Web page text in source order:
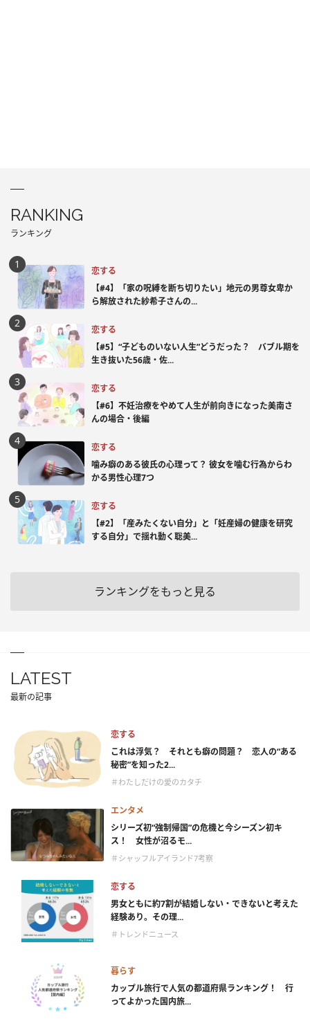
RANKING
ランキング
恋する
【#4】「家の呪縛を断ち切りたい」地元の男尊女卑か
ら解放された紗希子さんの...
恋する
【#5】“子どものいない人生”どうだった？ バブル期を
生き抜いた56歳・佐...
恋する
【#6】不妊治療をやめて人生が前向きになった美南さ
んの場合・後編
恋する
噛み癖のある彼氏の心理って？ 彼女を噛む行為からわ
かる男性心理7つ
恋する
【#2】「産みたくない自分」と「妊産婦の健康を研究
する自分」で揺れ動く聡美...
ランキングをもっと見る
LATEST
最新の記事
恋する
これは浮気？ それとも癖の問題？ 恋人の“ある
秘密”を知った2...
＃わたしだけの愛のカタチ
エンタメ
シリーズ初“強制帰国”の危機と今シーズン初キ
ス！ 女性が沼るモ...
＃シャッフルアイランド7考察
恋する
男女ともに約7割が結婚しない・できないと考えた
経験あり。その理...
＃トレンドニュース
暮らす
カップル旅行で人気の都道府県ランキング！ 行
ってよかった国内旅...